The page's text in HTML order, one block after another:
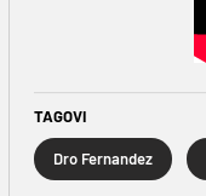
TAGOVI
Dro Fernandez